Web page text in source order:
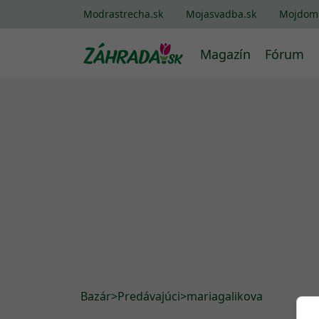
Modrastrecha.sk Mojasvadba.sk
Magazín Fórum
Bazár>Predávajúci>mariagalikova